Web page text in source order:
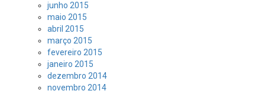
junho 2015
maio 2015
abril 2015
março 2015
fevereiro 2015
janeiro 2015
dezembro 2014
novembro 2014